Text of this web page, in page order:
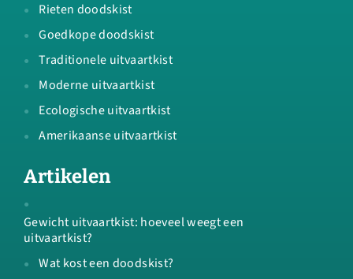
Rieten doodskist
Goedkope doodskist
Traditionele uitvaartkist
Moderne uitvaartkist
Ecologische uitvaartkist
Amerikaanse uitvaartkist
Artikelen
Gewicht uitvaartkist: hoeveel weegt een
uitvaartkist?
Wat kost een doodskist?